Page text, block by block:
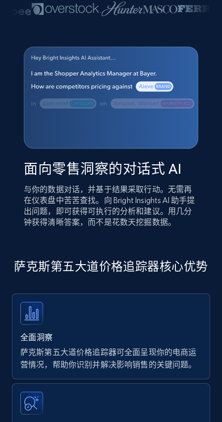
面向零售洞察的对话式 AI
与你的数据对话，并基于结果采取行动。无需再
在仪表盘中苦苦查找。向 Bright Insights AI 助手提
出问题，即可获得可执行的分析和建议。用几分
钟获得清晰答案，而不是花数天挖掘数据。
萨克斯第五大道价格追踪器核心优势
全面洞察
萨克斯第五大道价格追踪器可全面呈现你的电商运
营情况，帮助你识别并解决影响销售的关键问题。